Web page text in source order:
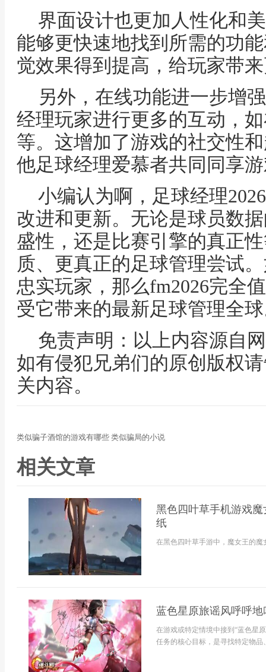
界面设计也更加人性化和
能够更快速地找到所需的功
觉效果得到提高，给玩家带
另外，在线功能进一步增
经理玩家进行更多的互动，
等。这增加了游戏的社交性
他足球经理爱慕者共同同享
小编认为啊，足球经理
改进和更新。无论是球员数
盛性，还是比赛引擎的真正
质、更真正的足球管理尝试
忠实玩家，那么fm2026完全
受它带来的最新足球管理全
免责声明：以上内容源自
如有侵犯兄弟们的原创版权
关内容。
类似骗子酒馆的游戏有哪些 类似骗局的小说
相关文章
黑色四叶草手机游戏
纸
在黑色四叶草手游中，魔女王的
蓝色星原旅谣风呼呼
在游戏或特定情境中接到“蓝色星
任务的核心目标，是寻找特定物